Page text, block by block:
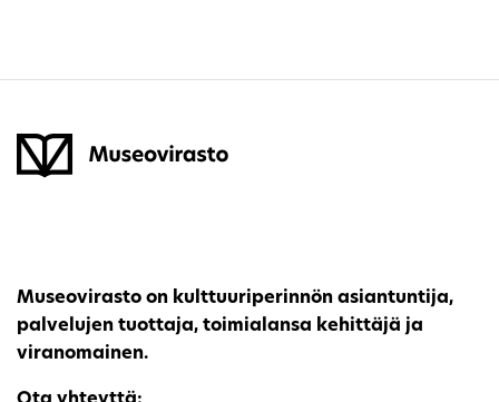
Museovirasto on kulttuuriperinnön asiantuntija,
palvelujen tuottaja, toimialansa kehittäjä ja
viranomainen.